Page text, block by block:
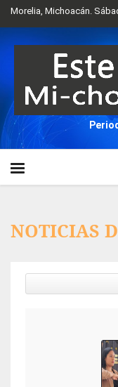
Morelia, Michoacán.
NOTICIAS